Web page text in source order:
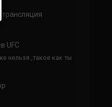
трансляция
UFC
нельзя ,такое как ты